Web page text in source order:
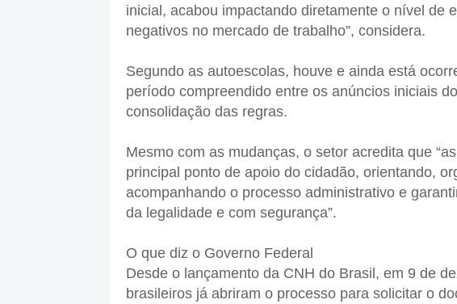
inicial, acabou impactando diretamente o nível de
negativos no mercado de trabalho”, considera.
Segundo as autoescolas, houve e ainda está
período compreendido entre os anúncios iniciais
consolidação das regras.
Mesmo com as mudanças, o setor acredita que
principal ponto de apoio do cidadão, orientando,
acompanhando o processo administrativo e
da legalidade e com segurança”.
O que diz o Governo Federal
Desde o lançamento da CNH do Brasil, em 9 de
brasileiros já abriram o processo para solicitar o